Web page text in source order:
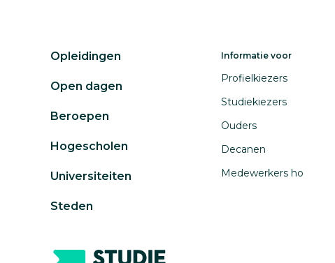
Opleidingen
Open dagen
Beroepen
Hogescholen
Universiteiten
Steden
Informatie voor
Profielkiezers
Studiekiezers
Ouders
Decanen
Medewerkers ho